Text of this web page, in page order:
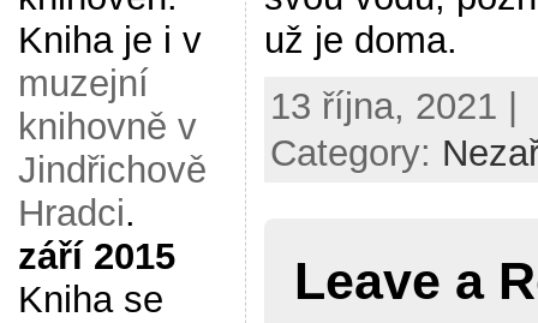
Kniha je i v
muzejní
knihovně v
Jindřichově
Hradci.
září 2015
Kniha se
už je doma.
13 října, 2021 |
Category:
Leave a